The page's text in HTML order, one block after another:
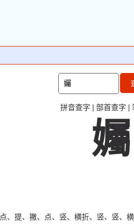
拼音查字 | 部首查字 |
孎
、提、撇、点、竖、横折、竖、竖、